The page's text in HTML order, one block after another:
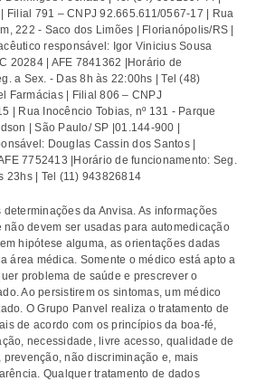
Filial 791 – CNPJ 92.665.611/0567-17 | Rua
222 - Saco dos Limões | Florianópolis/RS |
responsável: Igor Vinicius Sousa
20284 | AFE 7841362 |Horário de
a Sex. - Das 8h às 22:00hs | Tel (48)
Farmácias | Filial 806 – CNPJ
| Rua Inocêncio Tobias, nº 131 - Parque
| São Paulo/ SP |01.144-900 |
Douglas Cassin dos Santos |
7752413 |Horário de funcionamento: Seg.
23hs | Tel (11) 943826814
determinações da Anvisa. As informações
não devem ser usadas para automedicação
hipótese alguma, as orientações dadas
área médica. Somente o médico está apto a
problema de saúde e prescrever o
Ao persistirem os sintomas, um médico
O Grupo Panvel realiza o tratamento de
de acordo com os princípios da boa-fé,
necessidade, livre acesso, qualidade de
prevenção, não discriminação e, mais
Qualquer tratamento de dados